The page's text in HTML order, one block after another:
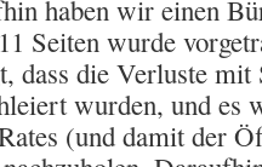
haben wir einen
Seiten wurde
dass die Verluste
wurden, und es
(und damit der